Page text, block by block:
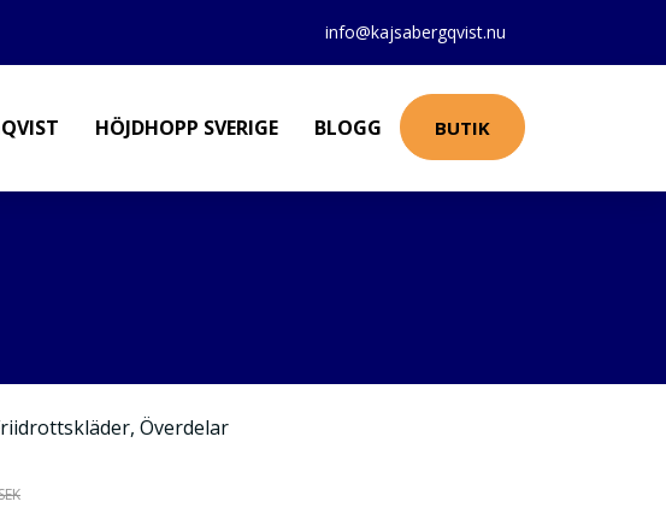
info@kajsabergqvist.nu
HÖJDHOPP SVERIGE BLOGG BUTIK
, Överdelar